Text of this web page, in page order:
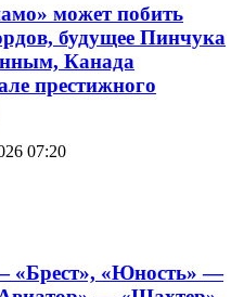
может побить
будущее Пинчука
Канада
престижного
07:20
«Брест», «Юность» —